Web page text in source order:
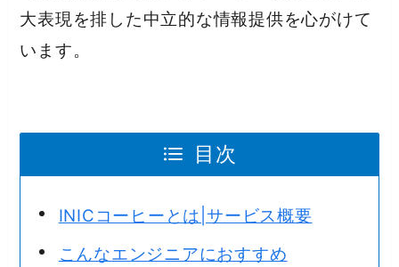
大表現を排した中立的な情報提供を心がけて
います。
目次
INICコーヒーとは|サービス概要
こんなエンジニアにおすすめ